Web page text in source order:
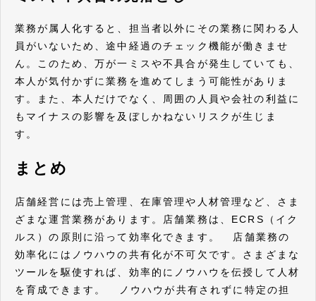
業務が属人化すると、担当者以外にその業務に関わる人
員がいないため、途中経過のチェック機能が働きませ
ん。このため、万が一ミスや不具合が発生していても、
本人が気付かずに業務を進めてしまう可能性がありま
す。また、本人だけでなく、周囲の人員や会社の利益に
もマイナスの影響を及ぼしかねないリスクが生じま
す。
まとめ
店舗経営には売上管理、在庫管理や人材管理など、さま
ざまな運営業務があります。店舗業務は、ECRS（イク
ルス）の原則に沿って効率化できます。 店舗業務の
効率化にはノウハウの共有化が不可欠です。さまざまな
ツールを駆使すれば、効率的にノウハウを伝授して人材
を育成できます。 ノウハウが共有されずに特定の担